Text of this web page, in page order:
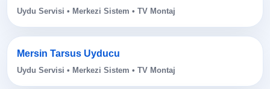
Uydu Servisi • Merkezi Sistem • TV Montaj
Mersin Tarsus Uyducu
Uydu Servisi • Merkezi Sistem • TV Montaj